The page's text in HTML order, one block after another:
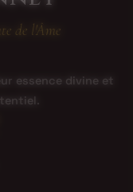
de l'Âme
essence divine et